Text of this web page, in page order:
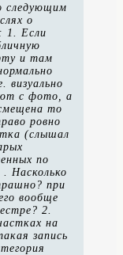
следующим
о
1. Если
и там
с фото, а
то
ровно
(слышал
по
. Насколько
при
вообще
2.
на
запись